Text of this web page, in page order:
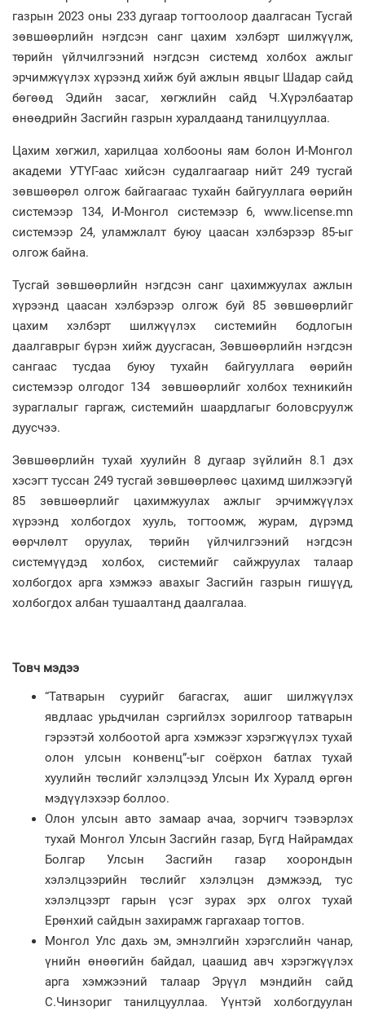
газрын 2023 оны 233 дугаар тогтоолоор даалгасан Тусгай
зөвшөөрлийн нэгдсэн санг цахим хэлбэрт шилжүүлж,
төрийн үйлчилгээний нэгдсэн системд холбох ажлыг
эрчимжүүлэх хүрээнд хийж буй ажлын явцыг Шадар сайд
бөгөөд Эдийн засаг, хөгжлийн сайд Ч.Хүрэлбаатар
өнөөдрийн Засгийн газрын хуралдаанд танилцууллаа.
Цахим хөгжил, харилцаа холбооны яам болон И-Монгол
академи УТҮГ-аас хийсэн судалгаагаар нийт 249 тусгай
зөвшөөрөл олгож байгаагаас тухайн байгууллага өөрийн
системээр 134, И-Монгол системээр 6, www.license.mn
системээр 24, уламжлалт буюу цаасан хэлбэрээр 85-ыг
олгож байна.
Тусгай зөвшөөрлийн нэгдсэн санг цахимжуулах ажлын
хүрээнд цаасан хэлбэрээр олгож буй 85 зөвшөөрлийг
цахим хэлбэрт шилжүүлэх системийн бодлогын
даалгаврыг бүрэн хийж дуусгасан, Зөвшөөрлийн нэгдсэн
сангаас тусдаа буюу тухайн байгууллага өөрийн
системээр олгодог 134 зөвшөөрлийг холбох техникийн
зураглалыг гаргаж, системийн шаардлагыг боловсруулж
дуусчээ.
Зөвшөөрлийн тухай хуулийн 8 дугаар зүйлийн 8.1 дэх
хэсэгт туссан 249 тусгай зөвшөөрлөөс цахимд шилжээгүй
85 зөвшөөрлийг цахимжуулах ажлыг эрчимжүүлэх
хүрээнд холбогдох хууль, тогтоомж, журам, дүрэмд
өөрчлөлт оруулах, төрийн үйлчилгээний нэгдсэн
системүүдэд холбох, системийг сайжруулах талаар
холбогдох арга хэмжээ авахыг Засгийн газрын гишүүд,
холбогдох албан тушаалтанд даалгалаа.
Товч мэдээ
“Татварын суурийг багасгах, ашиг шилжүүлэх
явдлаас урьдчилан сэргийлэх зорилгоор татварын
гэрээтэй холбоотой арга хэмжээг хэрэгжүүлэх тухай
олон улсын конвенц”-ыг соёрхон батлах тухай
хуулийн төслийг хэлэлцээд Улсын Их Хуралд өргөн
мэдүүлэхээр боллоо.
Олон улсын авто замаар ачаа, зорчигч тээвэрлэх
тухай Монгол Улсын Засгийн газар, Бүгд Найрамдах
Болгар Улсын Засгийн газар хоорондын
хэлэлцээрийн төслийг хэлэлцэн дэмжээд, тус
хэлэлцээрт гарын үсэг зурах эрх олгох тухай
Ерөнхий сайдын захирамж гаргахаар тогтов.
Монгол Улс дахь эм, эмнэлгийн хэрэгслийн чанар,
үнийн өнөөгийн байдал, цаашид авч хэрэгжүүлэх
арга хэмжээний талаар Эрүүл мэндийн сайд
С.Чинзориг танилцууллаа. Үүнтэй холбогдуулан